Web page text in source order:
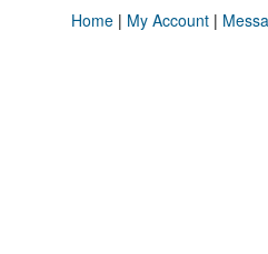
Home| My Account|